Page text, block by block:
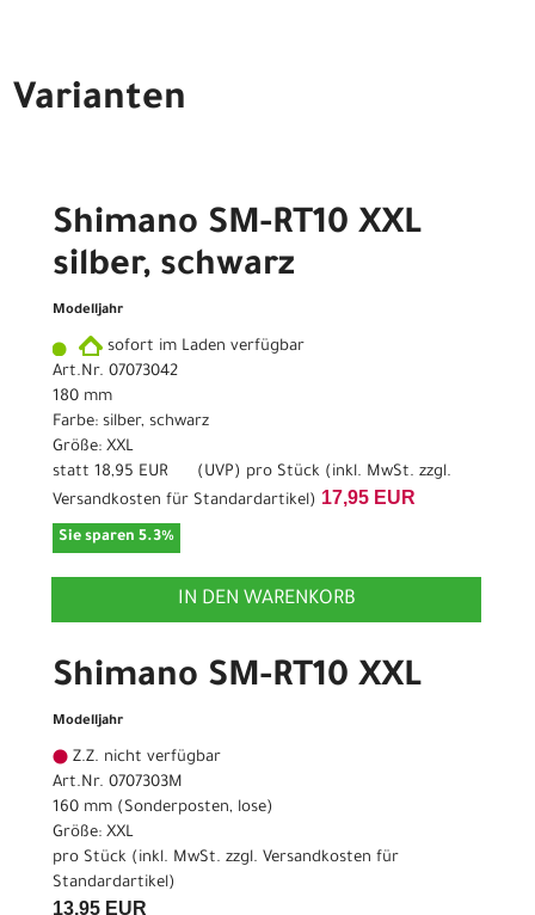
Varianten
Shimano SM-RT10 XXL
silber, schwarz
Modelljahr
sofort im Laden verfügbar
Art.Nr. 07073042
180 mm
Farbe: silber, schwarz
Größe: XXL
statt 18,95 EUR ( UVP ) pro Stück (inkl. MwSt. zzgl.
Versandkosten für Standardartikel) 17,95 EUR
Sie sparen 5.3%
IN DEN WARENKORB
Shimano SM-RT10 XXL
Modelljahr
Z.Z. nicht verfügbar
Art.Nr. 0707303M
160 mm (Sonderposten, lose)
Größe: XXL
pro Stück (inkl. MwSt. zzgl. Versandkosten für
Standardartikel)
13,95 EUR